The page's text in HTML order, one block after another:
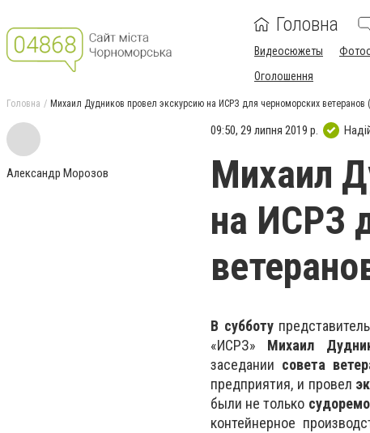
Головна
Видеосюжеты
Оголошення
Головна Михаил Дудников провел экскурсию на ИСРЗ для черноморских ветеранов
Александр Морозов
09:50, 29 липня 2019 р.
Михаил
на ИСРЗ
В субботу
«ИСРЗ» Михаил
заседании совета
предприятия, и провел
были не только
контейнерное